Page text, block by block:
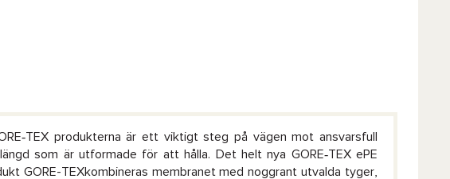
produkterna är ett viktigt steg på vägen mot ansvarsfull
som är utformade för att hålla. Det helt nya GORE‑TEX ePE
GORE-TEXkombineras membranet med noggrant utvalda tyger,